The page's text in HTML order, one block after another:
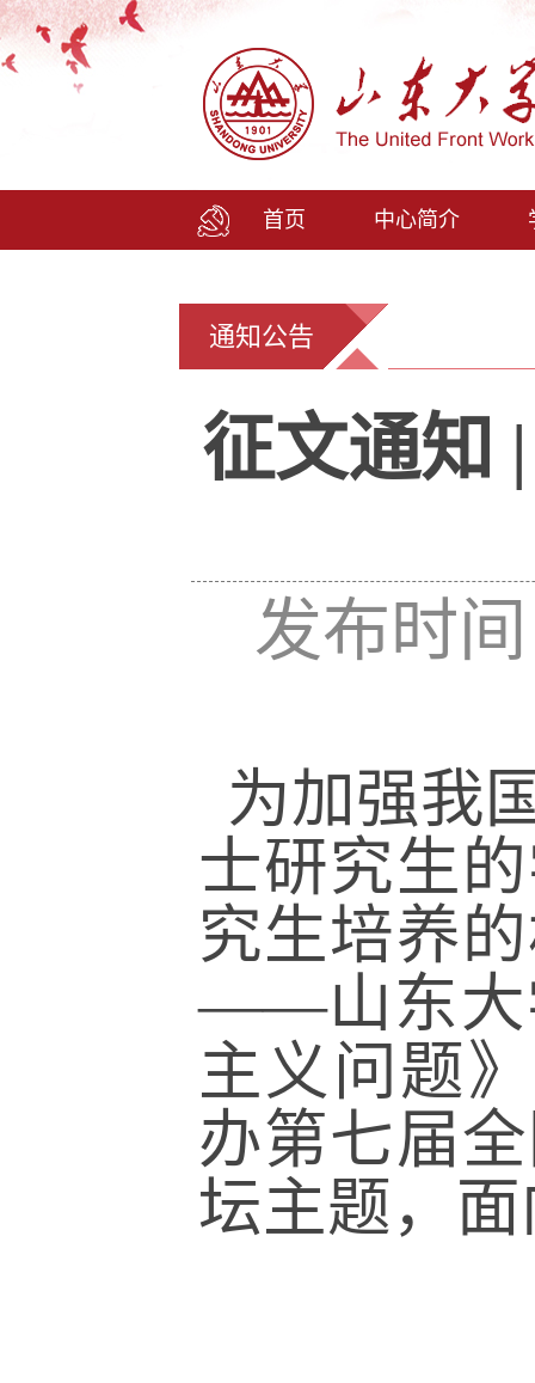
首页 中心简介
通知公告
征文通知
发布时
为加强我
士研究生
究生培养
——山东大
主义问题
办第七届
坛主题，